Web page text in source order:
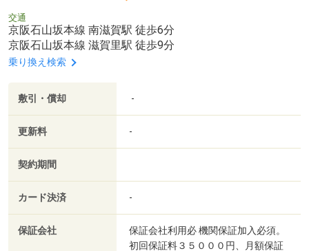
交通
京阪石山坂本線 南滋賀駅 徒歩6分
京阪石山坂本線 滋賀里駅 徒歩9分
乗り換え検索
敷引・償却 -
更新料 -
契約期間
カード決済 -
保証会社
保証会社利用必 機関保証加入必須。
初回保証料３５０００円、月額保証